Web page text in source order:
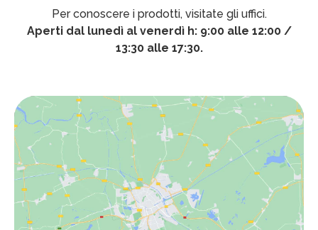
Per conoscere i prodotti, visitate gli uffici.
Aperti dal lunedì al venerdì h: 9:00 alle 12:00 /
13:30 alle 17:30.